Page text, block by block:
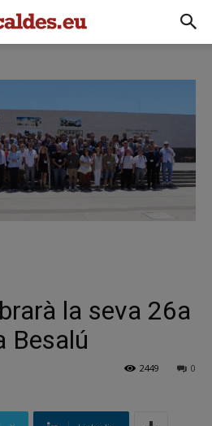
la seva 26a
Besalú
0
2449